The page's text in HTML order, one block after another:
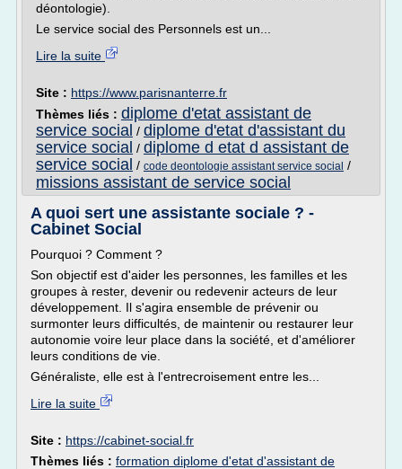
déontologie).
Le service social des Personnels est un...
Lire la suite
Site : https://www.parisnanterre.fr
Thèmes liés : diplome d'etat assistant de
service social / diplome d'etat d'assistant du
service social / diplome d etat d assistant de
service social / code deontologie assistant service social /
missions assistant de service social
A quoi sert une assistante sociale ? -
Cabinet Social
Pourquoi ? Comment ?
Son objectif est d'aider les personnes, les familles et les
groupes à rester, devenir ou redevenir acteurs de leur
développement. Il s'agira ensemble de prévenir ou
surmonter leurs difficultés, de maintenir ou restaurer leur
autonomie voire leur place dans la société, et d'améliorer
leurs conditions de vie.
Généraliste, elle est à l'entrecroisement entre les...
Lire la suite
Site : https://cabinet-social.fr
Thèmes liés : formation diplome d'etat d'assistant de